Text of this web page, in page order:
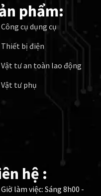
phẩm:
Công cụ dụng cụ
Thiết bị điện
Vật tư an toàn lao động
Vật tư phụ
hệ :
Giờ làm việc: Sáng 8h00 -